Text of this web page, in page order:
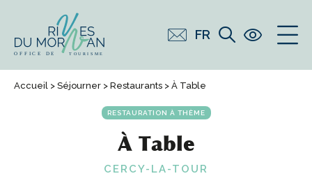
FR
Accueil > Séjourner > Restaurants > À Table
RESTAURATION À THÈME
À Table
CERCY-LA-TOUR